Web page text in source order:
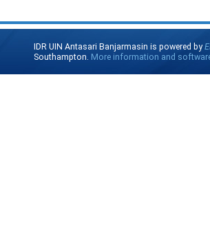
IDR UIN Antasari Banjarmasin is powered by
Southampton. More information and